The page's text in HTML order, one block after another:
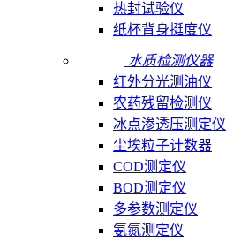
热封试验仪
纸杯背身挺度仪
水质检测仪器
红外分光测油仪
农药残留检测仪
冰点渗透压测定仪
尘埃粒子计数器
COD测定仪
BOD测定仪
多参数测定仪
氨氮测定仪